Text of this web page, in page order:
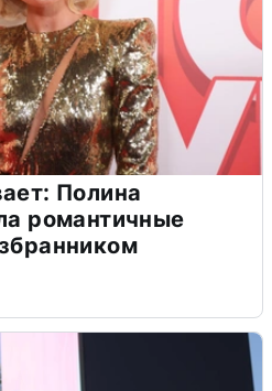
Полина
романтичные